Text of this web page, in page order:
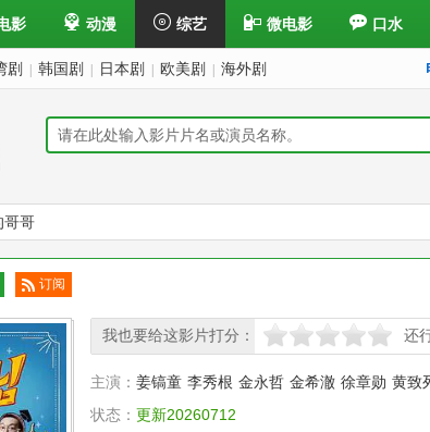
影 动漫 综艺 微电影 口水
剧 韩国剧 日本剧 欧美剧 海外剧
哥哥
订阅
阅
我也要给这影片打分：
很差较差 还行推荐 力荐 还
主演： 姜镐童 李秀根 金永哲 金希澈 徐章勋 黄致
状态： 更新20260712